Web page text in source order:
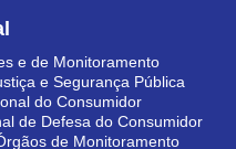
e de Monitoramento
e Segurança Pública
do Consumidor
de Defesa do Consumidor
de Monitoramento